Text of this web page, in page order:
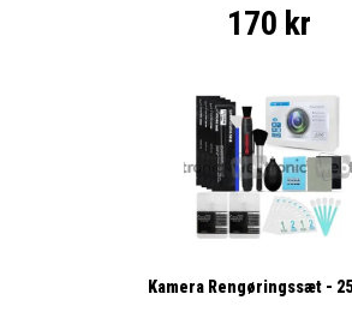
170 kr
Kamera Rengøringssæt -